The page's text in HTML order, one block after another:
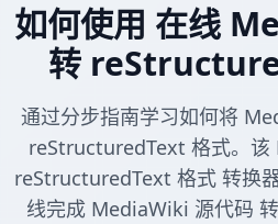
如何使用 在线
转
通过分步指南学习如何将
reStructuredText 格式。
reStructuredText 格式 转换
线完成 MediaWiki 源代码